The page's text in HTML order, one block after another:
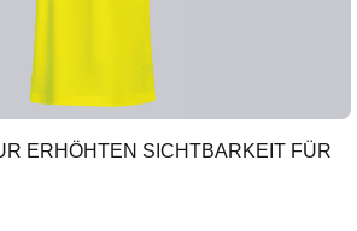
ERHÖHTEN SICHTBARKEIT FÜR